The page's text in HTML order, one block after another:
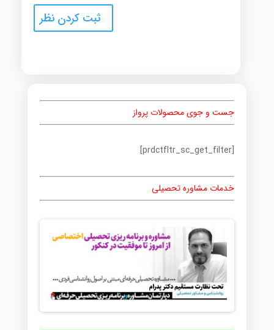
جست و جوی محصولات پرواز
[prdctfltr_sc_get_filter]
خدمات مشاوره تحصیلی